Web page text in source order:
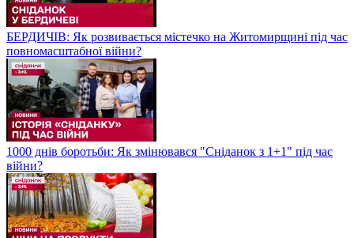
БЕРДИЧІВ: Як розвивається містечко на Житомирщині під час
повномасштабної війни?
1000 днів боротьби: Як змінювався "Сніданок з 1+1" під час
війни?